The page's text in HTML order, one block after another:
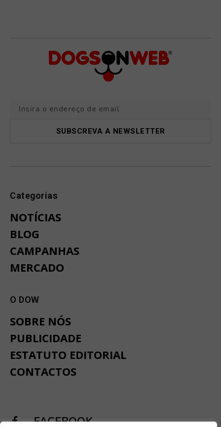
Categorias
NOTÍCIAS
BLOG
CAMPANHAS
MERCADO
O DOW
SOBRE NÓS
PUBLICIDADE
ESTATUTO EDITORIAL
CONTACTOS
FACEBOOK